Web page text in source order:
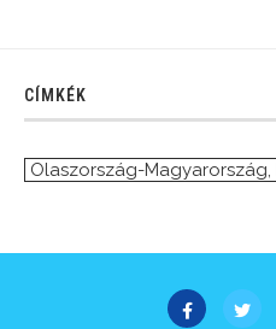
CÍMKÉK
Olaszország-Magyarország,